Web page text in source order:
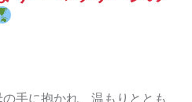
手に抱かれ、温もりととも